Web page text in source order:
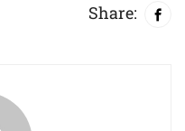
Share: